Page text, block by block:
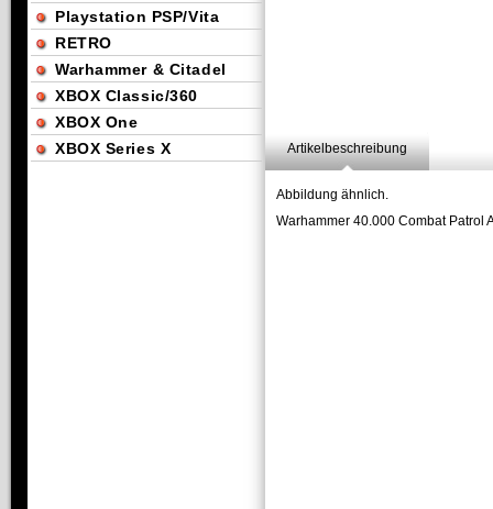
Artikelbeschreibung
Abbildung ähnlich.
Warhammer 40.000 Combat Patrol
Playstation PSP/Vita
RETRO
Warhammer & Citadel
XBOX Classic/360
XBOX One
XBOX Series X